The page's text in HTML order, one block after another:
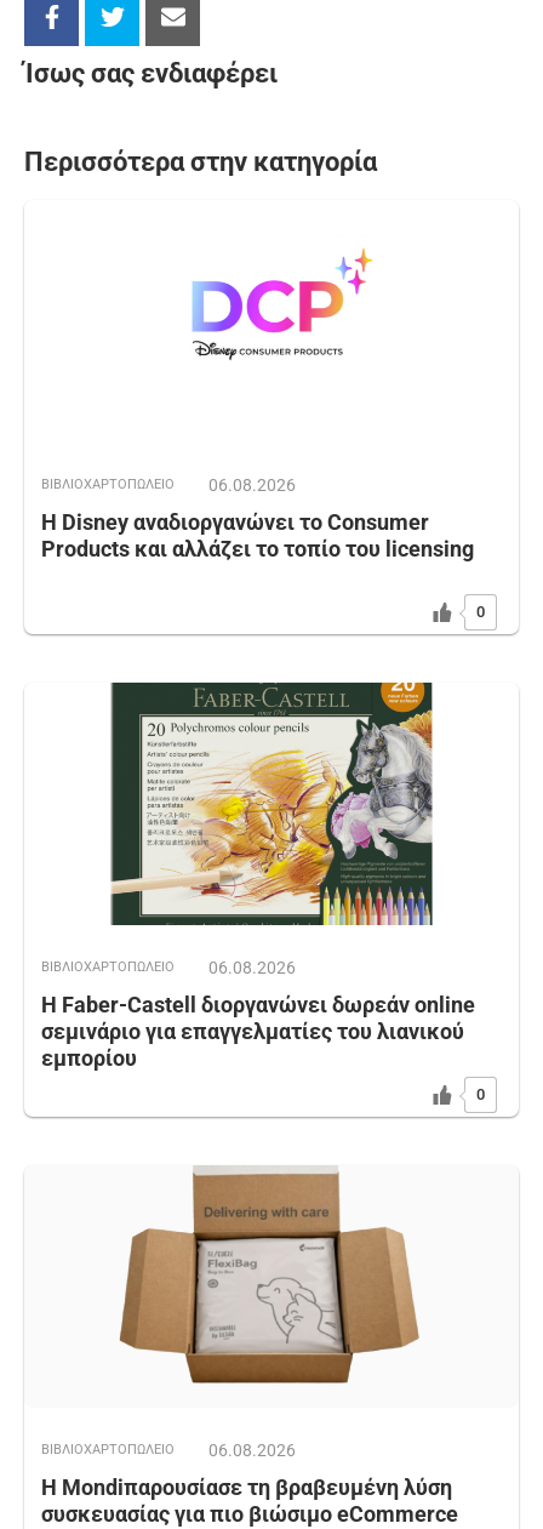
Ίσως σας ενδιαφέρει
Περισσότερα στην κατηγορία
ΒΙΒΛΙΟΧΑΡΤΟΠΩΛΕΙΟ 06.08.2026
Η Disney αναδιοργανώνει το Consumer
Products και αλλάζει το τοπίο του licensing
0
ΒΙΒΛΙΟΧΑΡΤΟΠΩΛΕΙΟ 06.08.2026
Η Faber-Castell διοργανώνει δωρεάν online
σεμινάριο για επαγγελματίες του λιανικού
εμπορίου
0
ΒΙΒΛΙΟΧΑΡΤΟΠΩΛΕΙΟ 06.08.2026
Η Mondiπαρουσίασε τη βραβευμένη λύση
συσκευασίας για πιο βιώσιμο eCommerce